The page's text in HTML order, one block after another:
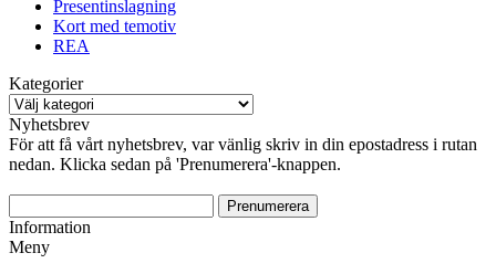
Presentinslagning
Kort med temotiv
REA
Kategorier
Nyhetsbrev
För att få vårt nyhetsbrev, var vänlig skriv in din epostadress i rutan
nedan. Klicka sedan på 'Prenumerera'-knappen.
Information
Meny